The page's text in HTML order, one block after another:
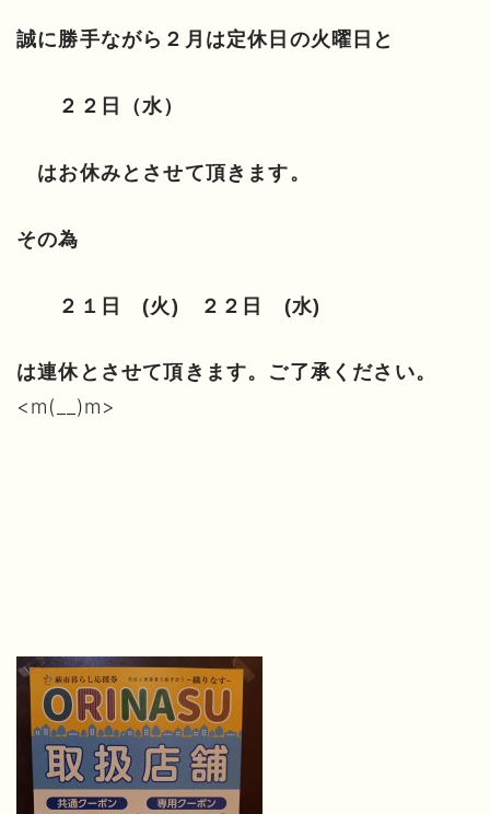
誠に勝手ながら２月は定休日の火曜日と
２２日（水）
はお休みとさせて頂きます。
その為
２１日 (火) ２２日 (水)
は連休とさせて頂きます。ご了承ください。
<m(__)m>